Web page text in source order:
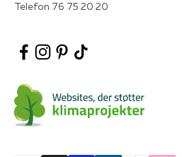
Telefon 76 75 20 20